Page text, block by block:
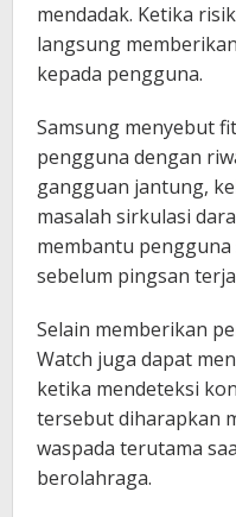
mendadak. Ketika
langsung
kepada pengguna.
Samsung menyebut
pengguna dengan
gangguan jantung,
masalah sirkulasi
membantu
sebelum pingsan
Selain memberikan
Watch juga dapat
ketika mendeteksi
tersebut diharapkan
waspada terutama
berolahraga.